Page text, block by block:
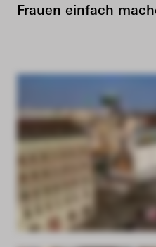
Frauen einfach